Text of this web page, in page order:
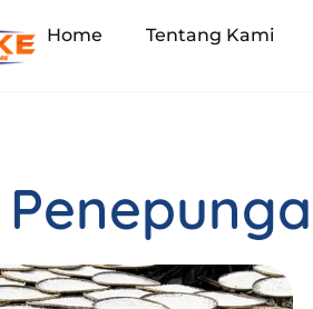
Home Tentang Kami